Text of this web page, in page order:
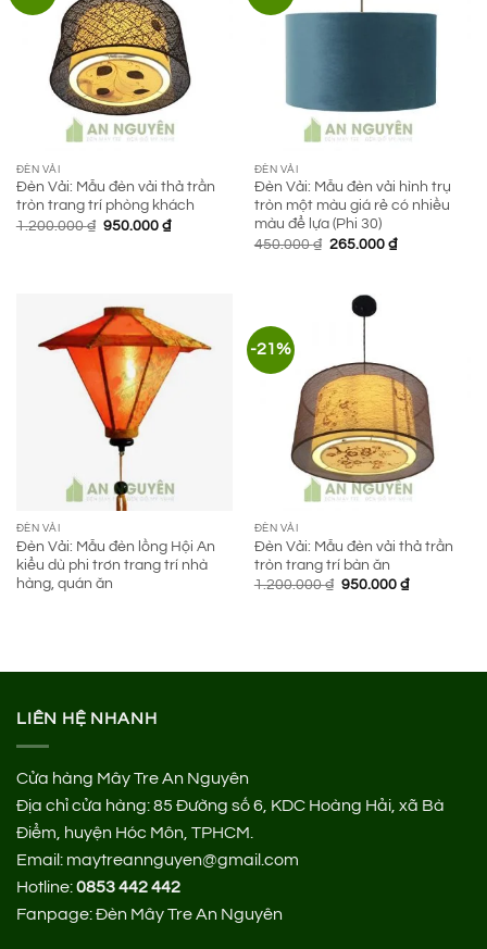
ĐÈN VẢI
Đèn Vải: Mẫu đèn vải thả trần
tròn trang trí phòng khách
1.200.000₫ Giá
950.000 ₫Giá
ĐÈN VẢI
Đèn Vải: Mẫu đèn vải hình trụ
tròn một màu giá rẻ có nhiều
màu để lựa (Phi 30)
450.000₫ Giá
265.000 ₫Giá
ĐÈN VẢI
Đèn Vải: Mẫu đèn lồng Hội An
kiểu dù phi trơn trang trí nhà
hàng, quán ăn
-21%
ĐÈN VẢI
Đèn Vải: Mẫu đèn vải thả trần
tròn trang trí bàn ăn
1.200.000₫ Giá
950.000 ₫Giá
LIÊN HỆ NHANH
Cửa hàng Mây Tre An Nguyên
Địa chỉ cửa hàng:85 Đường số 6, KDC Hoàng Hải, xã Bà
Điểm, huyện Hóc Môn, TPHCM.
Email: maytreannguyen@gmail.com
Hotline:0853 442 442
Fanpage:Đèn Mây Tre An Nguyên